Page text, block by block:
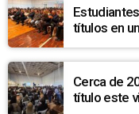
títulos en
Cerca de
título este